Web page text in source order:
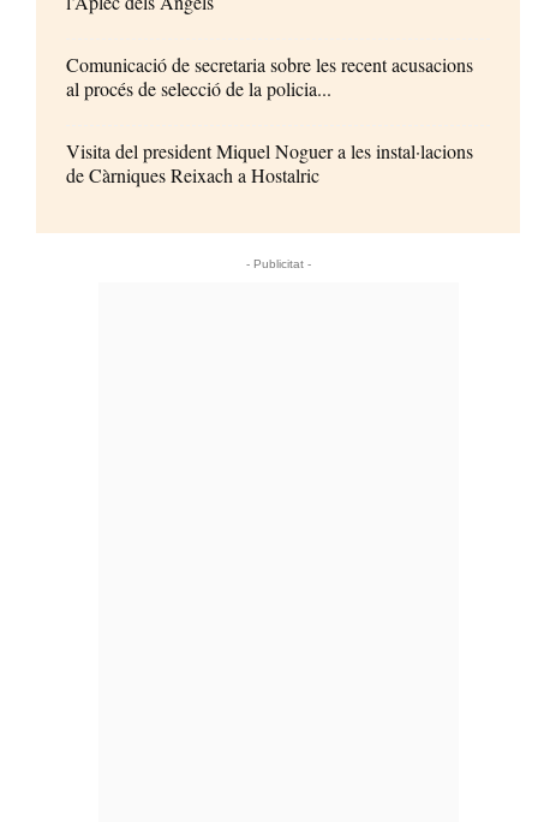
Comunicació de secretaria sobre les recent acusacions
al procés de selecció de la policia...
Visita del president Miquel Noguer a les instal·lacions
de Càrniques Reixach a Hostalric
- Publicitat -